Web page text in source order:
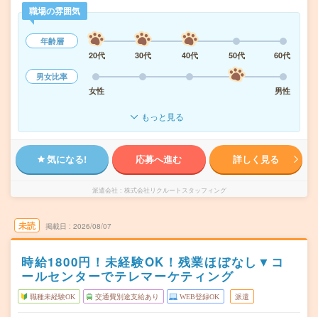
職場の雰囲気
年齢層
20代
30代 40代 50代
60代
男女比率
女性
男性
もっと見る
気になる! 応募へ進む 詳しく見る
派遣会社 株式会社リクルートスタッフィング
未読 掲載日 2026/08/07
時給1800円！未経験OK！残業ほぼなし▼コ
ールセンターでテレマーケティング
職種未経験OK 交通費別途支給あり WEB登録OK 派遣